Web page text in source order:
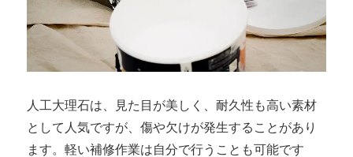
人工大理石は、見た目が美しく、耐久性も高い素材
として人気ですが、傷や欠けが発生することがあり
ます。軽い補修作業は自分で行うことも可能です